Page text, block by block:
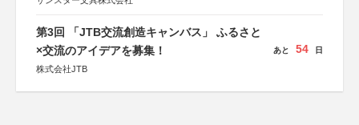
第3回 「JTB交流創造キャンバス」 ふるさと
×交流のアイデアを募集！
株式会社JTB
あと 54 日